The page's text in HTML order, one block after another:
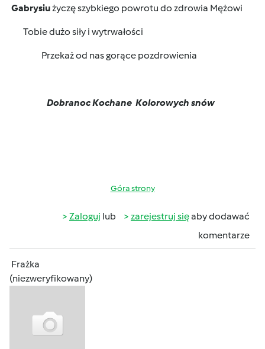
Gabrysiużyczę szybkiego powrotu do zdrowia Mężowi
Tobie dużo siły i wytrwałości
Przekaż od nas gorące pozdrowienia
Dobranoc Kochane Kolorowych snów
Góra strony
Zaloguj lub zarejestruj sięaby dodawać
komentarze
Frażka
(niezweryfikowany)